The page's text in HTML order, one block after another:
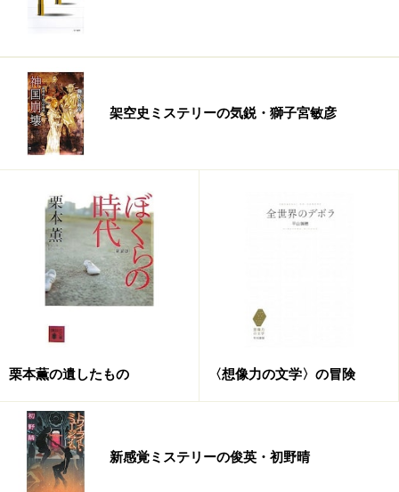
架空史ミステリーの気鋭・獅子宮敏彦
栗本薫の遺したもの 〈想像力の文学〉の冒険
新感覚ミステリーの俊英・初野晴